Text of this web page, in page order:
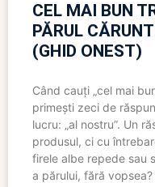
CEL MAI BUN
PĂRUL
(GHID ONEST)
Când cauți „cel mai
primești zeci de
lucru: „al nostru”. Un
produsul, ci cu
firele albe repede sau
a părului, fără